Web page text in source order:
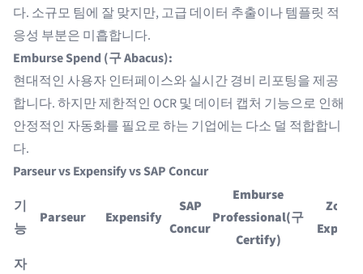
다. 소규모 팀에 잘 맞지만, 고급 데이터 추출이나 템플릿 적
응성 부분은 미흡합니다.
Emburse Spend (구 Abacus):
현대적인 사용자 인터페이스와 실시간 경비 리포팅을 제공
합니다. 하지만 제한적인 OCR 및 데이터 캡처 기능으로 인해
안정적인 자동화를 필요로 하는 기업에는 다소 덜 적합합니
다.
Parseur vs Expensify vs SAP Concur
기
능
Parseur Expensify
SAP
Concur
Emburse
Professional(구
Certify)
Zoho
Expense
자